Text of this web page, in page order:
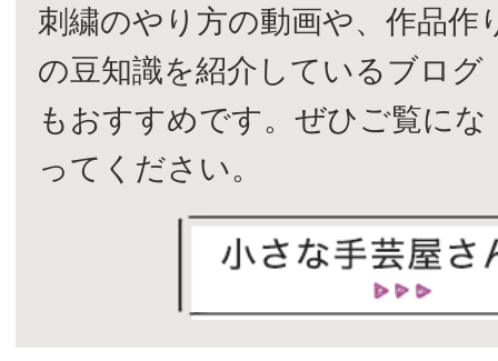
刺繍のやり方の動画や、作品作
の豆知識を紹介しているブログ
もおすすめです。ぜひご覧にな
ってください。